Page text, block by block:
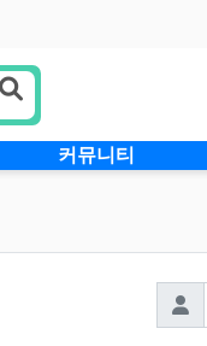
커뮤니티
아이디